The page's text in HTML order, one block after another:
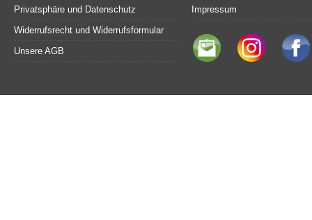
Privatsphäre und Datenschutz
Widerrufsrecht und Widerrufsformular
Unsere AGB
Impressum